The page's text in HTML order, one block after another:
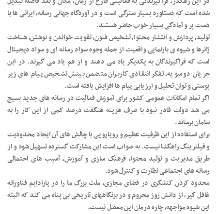
شده است که دستاورد بسیار سترگی است و در آوردگاه جهانی رسانه، ایرانی ها با
دست پر و آمادگی بسیار خوب حاضر هستند.
تولید، پردازش و انتشار محتوا، تشخیص فنون، تقویت خواندن و نوشتن، شناخت
ژانرها و شیوه ی بازنمایی واقعیت از جمله وجوه سواد رسانه ای و سواد دیجیتال
است که فراگیرندگان به یکدیگر یاد می دهند و از هم یاد می گیرند. در این
جریان دو سویه، تفکر انتقادی کاربران متضمن بینش تشخیص پیام های زیر
پوستی و توان تحلیل و ارزیابی پیام ها افزایش یافته است.
اگر تمام امکانات عمومی کشور برای آموزش فعالیت در رسانه های جدید بسیج
می شد دولت قادر نبود با صرف هزینه هنگفت درصد کمی از این کار را به
سامان برساند.
برای استفاده از این ظرفیت عظیم و رویارویی با چالش های آن ایجاد محدودیت
و فیلترینگ راهگشا نیست. به صواب است این مشارکت گسترده تسهیل شود و از
طریق مدیریت و تولید محتوا، فرهنگ سازی و آموزش، آسیب های احتمالی
رسانه های اجتماعی نظارت و کنترل شود.
محدود کردن کنشگری در فضای مجازی، ملت بزرگ ما را در پارادایم فناورانه
غافل گیر، از دانش روز محروم و در بزنگاههای تاریخی بی پناه می کند که البته
این شیوه مواجهه، چاره درمان این معضل نیست.